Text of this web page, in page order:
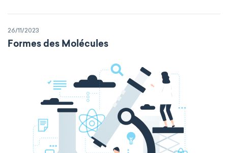
26/11/2023
Formes des Molécules